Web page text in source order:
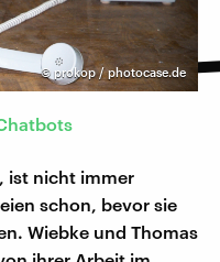
© prokop / photocase.de
ist nicht immer
schon, bevor sie
Wiebke und Thomas